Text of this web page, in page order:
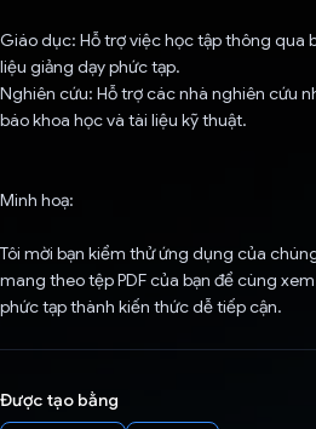
Giáo dục: Hỗ trợ việc học tập thông qua
liệu giảng dạy phức tạp.
Nghiên cứu: Hỗ trợ các nhà nghiên cứu
báo khoa học và tài liệu kỹ thuật.
Minh hoạ:
Tôi mời bạn kiểm thử ứng dụng của
mang theo tệp PDF của bạn để cùng
phức tạp thành kiến thức dễ tiếp cận.
Được tạo bằng